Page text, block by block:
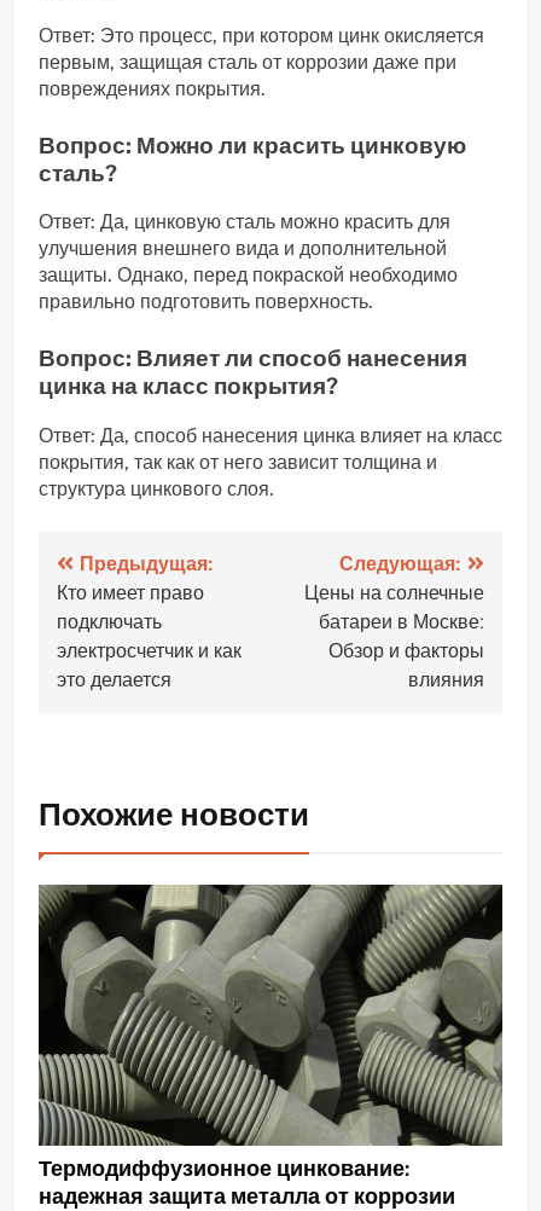
Ответ: Это процесс, при котором цинк окисляется
первым, защищая сталь от коррозии даже при
повреждениях покрытия.
Вопрос: Можно ли красить цинковую
сталь?
Ответ: Да, цинковую сталь можно красить для
улучшения внешнего вида и дополнительной
защиты. Однако, перед покраской необходимо
правильно подготовить поверхность.
Вопрос: Влияет ли способ нанесения
цинка на класс покрытия?
Ответ: Да, способ нанесения цинка влияет на класс
покрытия, так как от него зависит толщина и
структура цинкового слоя.
Навигация
по
записям
Предыдущая:
Кто имеет право
подключать
электросчетчик и как
это делается
Следующая:
Цены на солнечные
батареи в Москве:
Обзор и факторы
влияния
Похожие новости
Термодиффузионное цинкование:
надежная защита металла от коррозии